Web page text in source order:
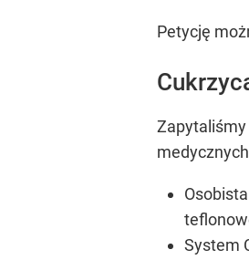
Petycję
Zapytaliśmy
System